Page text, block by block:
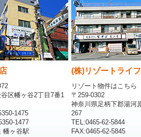
区幡ヶ谷2丁目7番1
1475
1477
幡ヶ谷駅
(株)リゾートライフ
リゾート物件はこちら
〒259-0302
神奈川県足柄下郡湯河
267
TEL:0465-62-5844
FAX:0465-62-5845